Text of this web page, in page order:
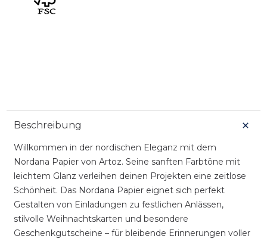
Beschreibung
Willkommen in der nordischen Eleganz mit dem
Nordana Papier von Artoz. Seine sanften Farbtöne mit
leichtem Glanz verleihen deinen Projekten eine zeitlose
Schönheit. Das Nordana Papier eignet sich perfekt
Gestalten von Einladungen zu festlichen Anlässen,
stilvolle Weihnachtskarten und besondere
Geschenkgutscheine – für bleibende Erinnerungen voller